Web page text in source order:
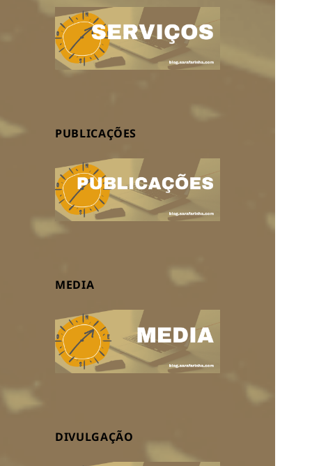
PUBLICAÇÕES
MEDIA
DIVULGAÇÃO